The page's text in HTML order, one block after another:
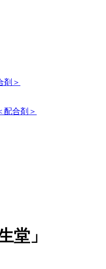
剤＞
配合剤＞
堂」